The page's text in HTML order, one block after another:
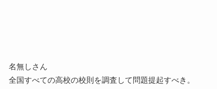
名無しさん
全国すべての高校の校則を調査して問題提起すべき。